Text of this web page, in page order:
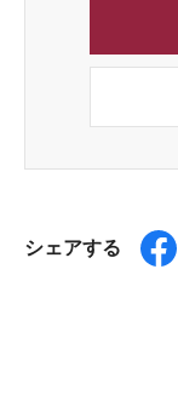
シェアする